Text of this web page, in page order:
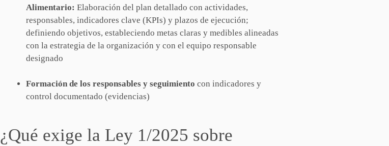
Alimentario: Elaboración del plan detallado con actividades,
responsables, indicadores clave (KPIs) y plazos de ejecución;
definiendo objetivos, estableciendo metas claras y medibles alineadas
con la estrategia de la organización y con el equipo responsable
designado
Formación de los responsables y seguimiento con indicadores y
control documentado (evidencias)
¿Qué exige la Ley 1/2025 sobre